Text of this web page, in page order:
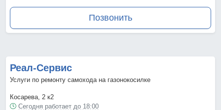
Позвонить
Реал-Сервис
Услуги по ремонту самохода на газонокосилке
Косарева, 2 к2
Сегодня работает до 18:00